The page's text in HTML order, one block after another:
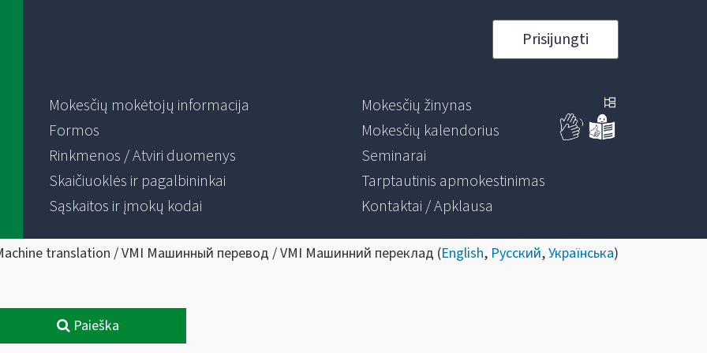
Prisijungti
Mokesčių mokėtojų informacija
Formos
Rinkmenos / Atviri duomenys
Skaičiuoklės ir pagalbininkai
Sąskaitos ir įmokų kodai
Mokesčių žinynas
Mokesčių kalendorius
Seminarai
Tarptautinis apmokestinimas
Kontaktai / Apklausa
translation / VMI Машинный перевод / VMI Машинний переклад (English, Русский,Українська)
Paieška